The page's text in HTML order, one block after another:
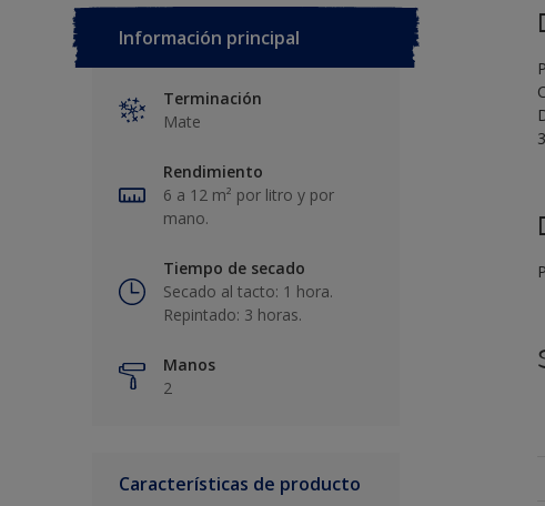
Información principal
Terminación
Mate
Rendimiento
6 a 12 m² por litro y por
mano.
Tiempo de secado
Secado al tacto: 1 hora.
Repintado: 3 horas.
Manos
2
Características de producto